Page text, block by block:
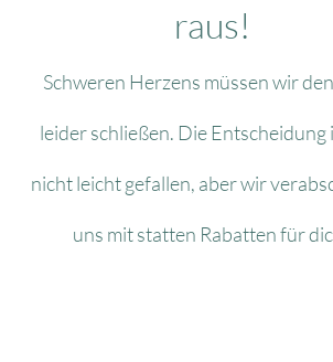
Mit viel Liebe
raus!
Schweren Herzens müssen wir
leider schließen. Die Entscheidung
nicht leicht gefallen, aber wir
uns mit statten Rabatten für